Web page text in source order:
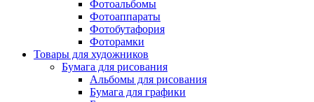
Фотоальбомы
Фотоаппараты
Фотобутафория
Фоторамки
Товары для художников
Бумага для рисования
Альбомы для рисования
Бумага для графики